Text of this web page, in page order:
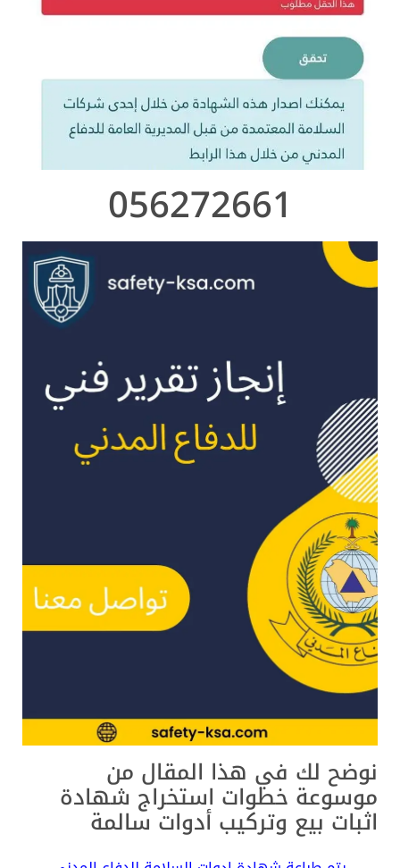
056272661
نوضح لك في هذا المقال من
موسوعة خطوات استخراج شهادة
اثبات بيع وتركيب أدوات سالمة